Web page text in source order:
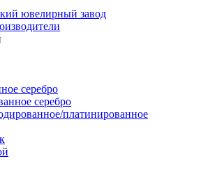
ювелирный завод
серебро
серебро
платинированное